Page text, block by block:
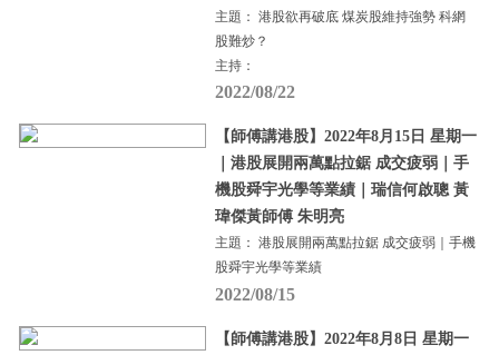
主題： 港股欲再破底 煤炭股維持強勢 科網
股難炒？
主持：
2022/08/22
【師傅講港股】2022年8月15日 星期一
｜港股展開兩萬點拉鋸 成交疲弱｜手
機股舜宇光學等業績｜瑞信何啟聰 黃
瑋傑黃師傅 朱明亮
主題： 港股展開兩萬點拉鋸 成交疲弱｜手機
股舜宇光學等業績
2022/08/15
【師傅講港股】2022年8月8日 星期一